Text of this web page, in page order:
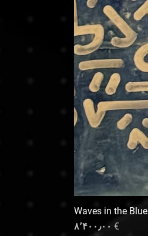
Waves in the Blue
Price
€ ۸٬۴۰۰٫۰۰